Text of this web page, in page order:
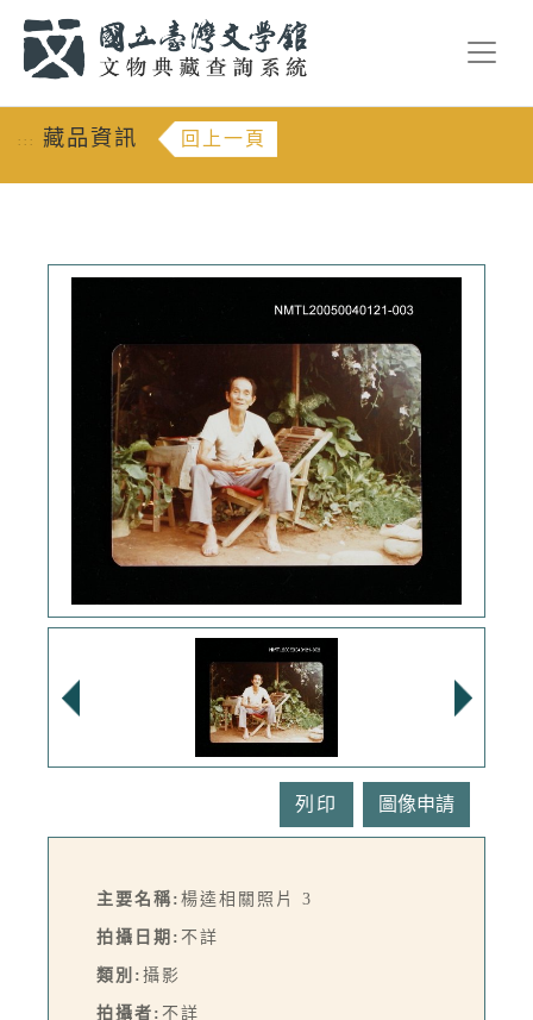
::: 藏品資訊 回上一頁
列印
主要名稱: 楊逵相關照片 3
拍攝日期: 不詳
類別: 攝影
拍攝者: 不詳